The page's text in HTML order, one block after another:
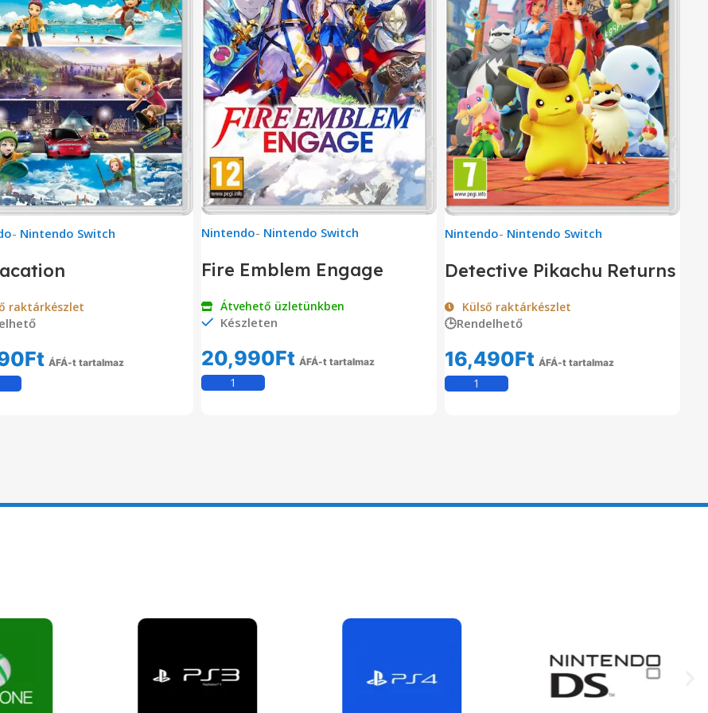
- Nintendo Switch
raktárkészlet
Ft ÁFÁ-t tartalmaz
Nintendo- Nintendo Switch
Fire Emblem Engage
Átvehető üzletünkben
Készleten
20,990Ft ÁFÁ-t tartalmaz
Nintendo- Nintendo Switch
Detective Pikachu Returns
Külső raktárkészlet
🕒Rendelhető
16,490Ft ÁFÁ-t tartalmaz